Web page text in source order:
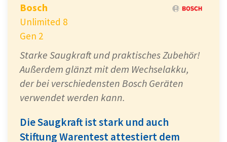
Bosch
Unlimited 8
Gen 2
Starke Saugkraft und praktisches Zubehör!
Außerdem glänzt mit dem Wechselakku,
der bei verschiedensten Bosch Geräten
verwendet werden kann.
Die Saugkraft ist stark und auch
Stiftung Warentest attestiert dem